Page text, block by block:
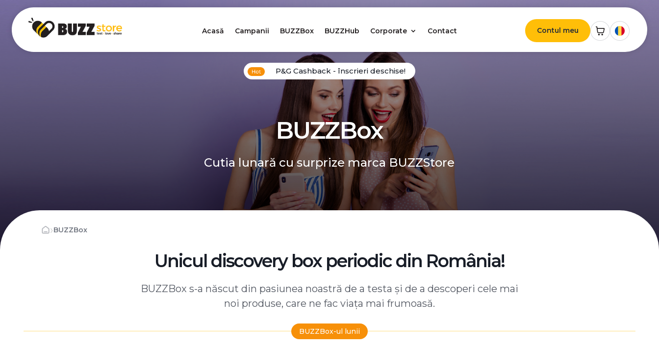
Acasă Campanii BUZZBox BUZZHub Corporate Contact Contul meu
P&G Cashback - înscrieri deschise!
BUZZBox
Cutia lunară cu surprize marca BUZZStore
›BUZZBox
Unicul discovery box periodic din România!
BUZZBox s-a născut din pasiunea noastră de a testa și de a descoperi cele mai
noi produse, care ne fac viața mai frumoasă.
BUZZBox-ul lunii